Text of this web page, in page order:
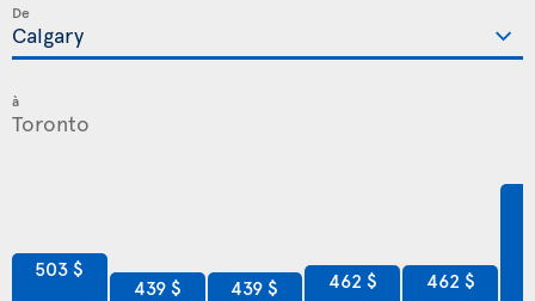
De
à
503 $
439 $ 439 $ 462 $ 462 $